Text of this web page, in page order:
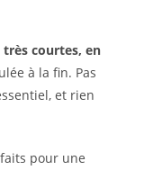
très courtes, en
à la fin. Pas
et rien
pour une